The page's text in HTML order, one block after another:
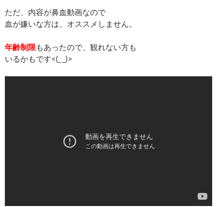
ただ、内容が鼻血動画なので
血が嫌いな方は、オススメしません。
年齢制限 もあったので、観れない方も
いるかもです<(_ _)>